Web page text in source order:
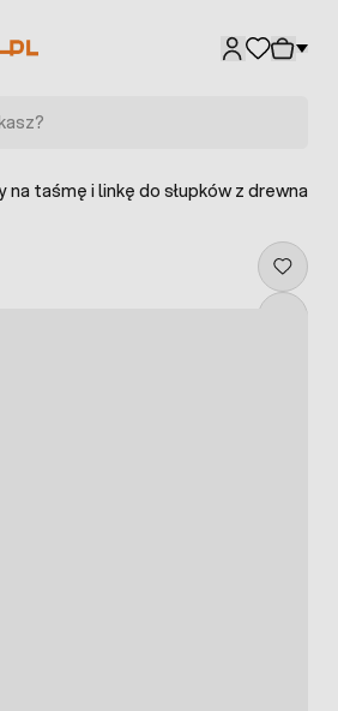
taśmę i linkę do słupków z drewna